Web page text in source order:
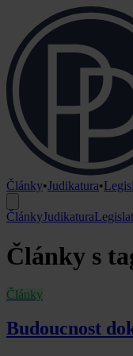
Články•Judikatura•
ČlánkyJudikatura
Články s
Články
Budoucnost